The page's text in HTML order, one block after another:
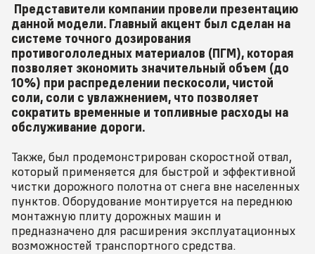
Представители компании провели презентацию
данной модели. Главный акцент был сделан на
системе точного дозирования
противогололедных материалов (ПГМ), которая
позволяет экономить значительный объем (до
10%) при распределении пескосоли, чистой
соли, соли с увлажнением, что позволяет
сократить временные и топливные расходы на
обслуживание дороги.
Также, был продемонстрирован скоростной отвал,
который применяется для быстрой и эффективной
чистки дорожного полотна от снега вне населенных
пунктов. Оборудование монтируется на переднюю
монтажную плиту дорожных машин и
предназначено для расширения эксплуатационных
возможностей транспортного средства.